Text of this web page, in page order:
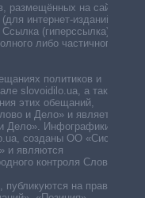
размещённых на сайте,
интернет-изданий —
(гиперссылка)
либо частичного
политиков и
slovoidilo.ua, а также
этих обещаний,
и Дело» и является
Инфографики,
созданы ОО «Система
и являются
контроля Слово и
на правах